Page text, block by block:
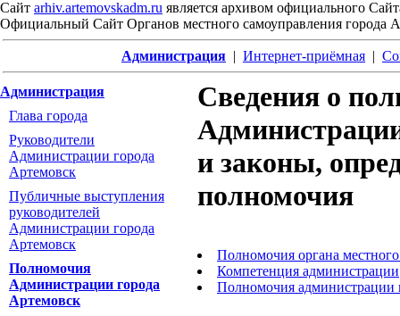
Сайт arhiv.artemovskadm.ru является архивом официального
Официальный Сайт Органов местного самоуправления города
Администрация | Интернет-приёмная |
Администрация
Глава города
Руководители
Администрации города
Артемовск
Публичные выступления
руководителей
Администрации города
Артемовск
Полномочия
Администрации города
Артемовск
Cведения о
и законы,
полномочия
Полномочия органа
Компетенция администрации
Полномочия администрации